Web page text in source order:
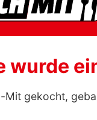
wurde
Mit gekocht,